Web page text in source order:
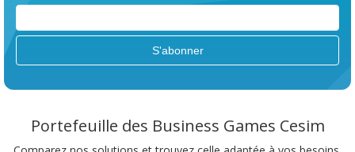
Portefeuille des Business Games Cesim